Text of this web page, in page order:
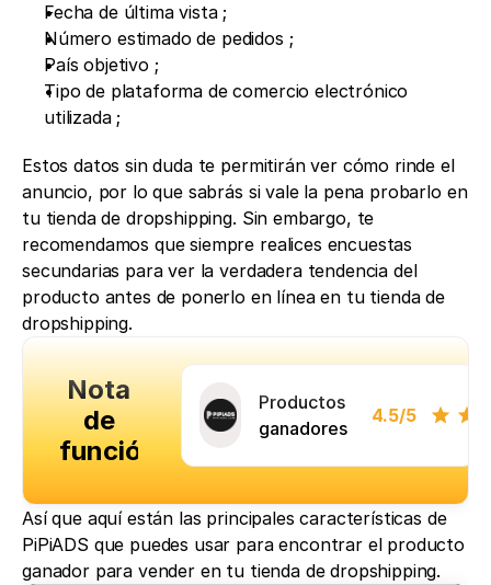
Fecha de última vista ;
Número estimado de pedidos ;
País objetivo ;
Tipo de plataforma de comercio electrónico
utilizada ;
Estos datos sin duda te permitirán ver cómo rinde el
anuncio, por lo que sabrás si vale la pena probarlo en
tu tienda de dropshipping. Sin embargo, te
recomendamos que siempre realices encuestas
secundarias para ver la verdadera tendencia del
producto antes de ponerlo en línea en tu tienda de
dropshipping.
Nota
de
función
Productos
ganadores
4.5/5
Así que aquí están las principales características de
PiPiADS que puedes usar para encontrar el producto
ganador para vender en tu tienda de dropshipping.